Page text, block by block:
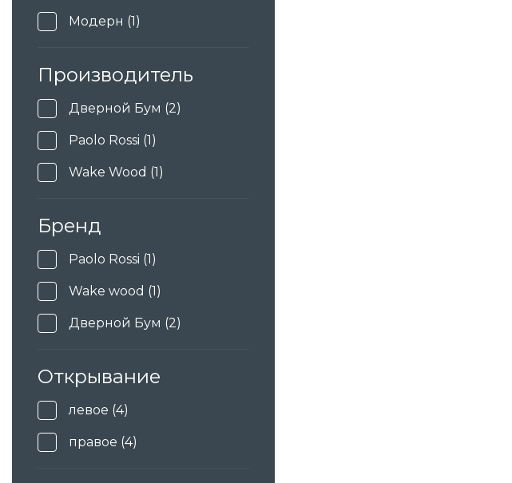
Окрашенные (+626)
Модерн (1)
Производитель
Дверной Бум (2)
Paolo Rossi (1)
Wake Wood (1)
Бренд
Paolo Rossi (1)
Wake wood (1)
Дверной Бум (2)
Открывание
левое (4)
правое (4)